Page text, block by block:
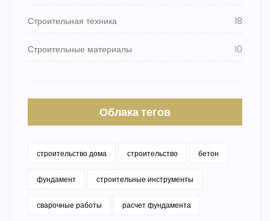
Строительная техника 18
Строительные материалы 10
Облака тегов
строительство дома строительство бетон
фундамент строительные инструменты
сварочные работы расчет фундамента